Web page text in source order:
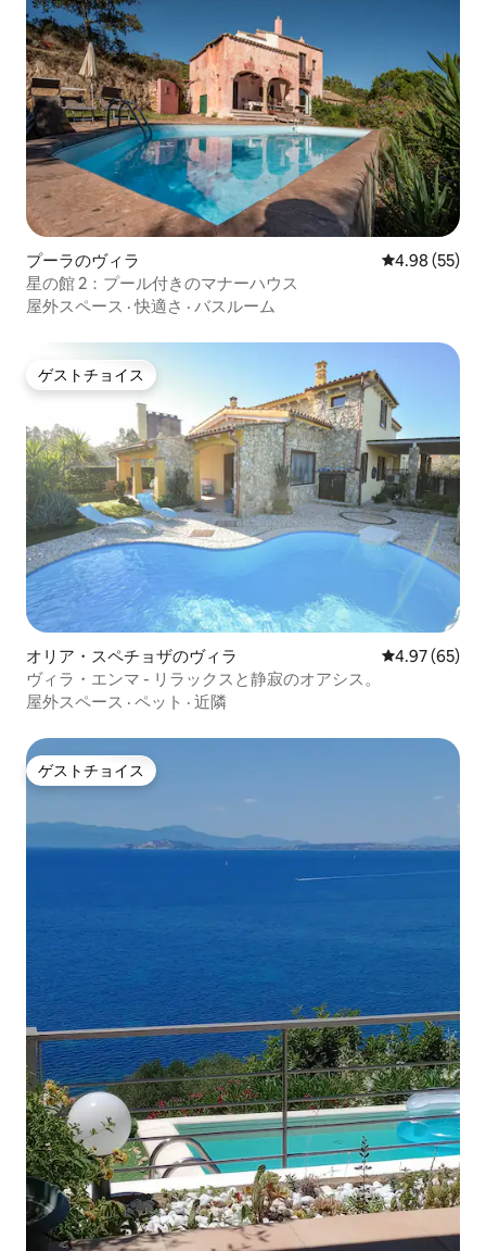
プーラのヴィラ レビュー55
4.98 (55)
星の館 2：プール付きのマナーハウス
屋外スペース ·快適さ · バスルーム
ゲストチョイス
ゲストチョイス
オリア・スペチョザのヴィラ レビュー65
4.97 (65)
ヴィラ・エンマ - リラックスと静寂のオアシス。
屋外スペース · ペット · 近隣
ゲストチョイス
ゲストチョイス